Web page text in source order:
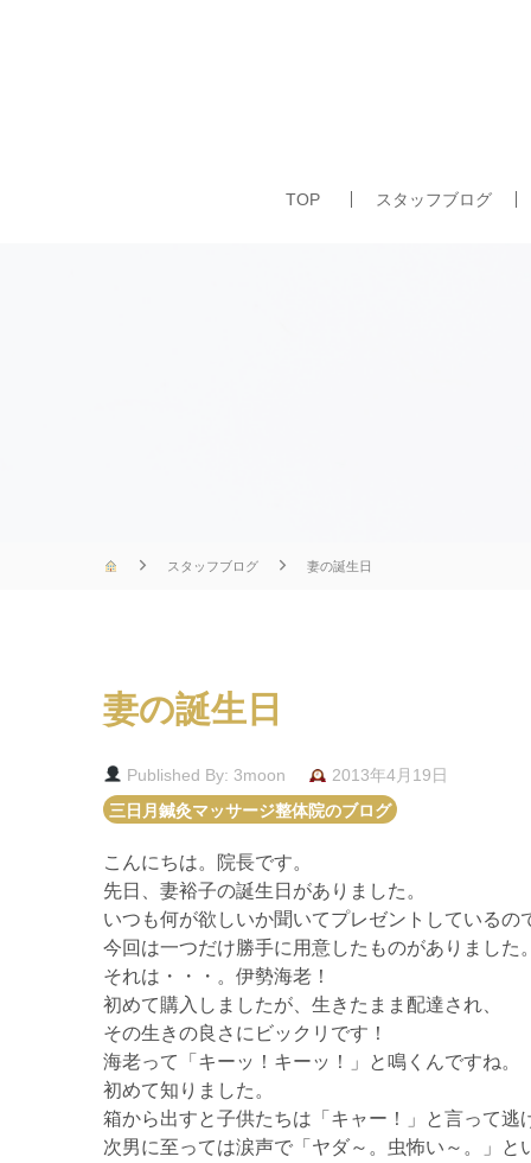
TOP スタッフブログ
スタッフブログ 妻の誕生日
妻の誕生日
Published By: 3moon 2013年4月19日
三日月鍼灸マッサージ整体院のブログ
こんにちは。院長です。
先日、妻裕子の誕生日がありました。
いつも何が欲しいか聞いてプレゼントしているの
今回は一つだけ勝手に用意したものがありました。
それは・・・。伊勢海老！
初めて購入しましたが、生きたまま配達され、
その生きの良さにビックリです！
海老って「キーッ！キーッ！」と鳴くんですね。
初めて知りました。
箱から出すと子供たちは「キャー！」と言って逃
次男に至っては涙声で「ヤダ～。虫怖い～。」と